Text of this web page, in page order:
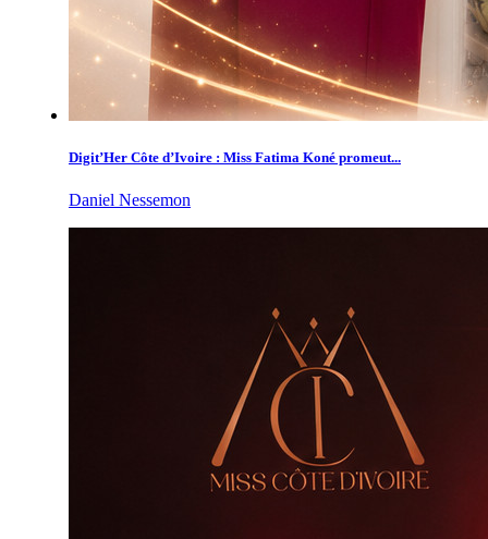
Digit’Her Côte d’Ivoire : Miss Fatima Koné promeut...
Daniel Nessemon